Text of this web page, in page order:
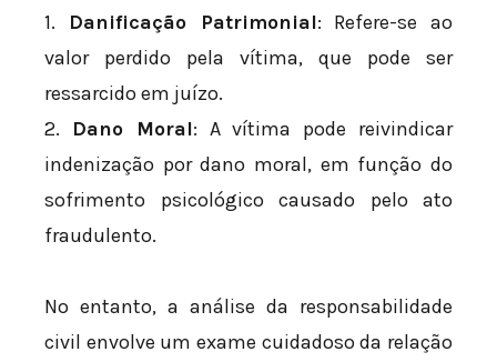
1. Danificação Patrimonial: Refere-se ao
valor perdido pela vítima, que pode ser
ressarcido em juízo.
2. Dano Moral: A vítima pode reivindicar
indenização por dano moral, em função do
sofrimento psicológico causado pelo ato
fraudulento.
No entanto, a análise da responsabilidade
civil envolve um exame cuidadoso da relação